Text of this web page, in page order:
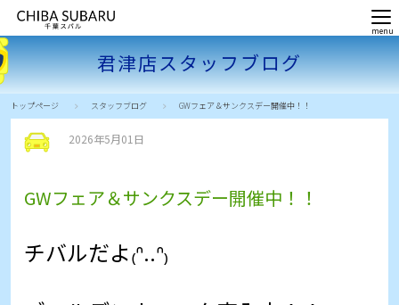
君津店スタッフブログ
トップページ スタッフブログ GWフェア＆サンクスデー開催中！！
2026年5月01日
GWフェア＆サンクスデー開催中！！
チバルだよ₍ᐢ..ᐢ₎